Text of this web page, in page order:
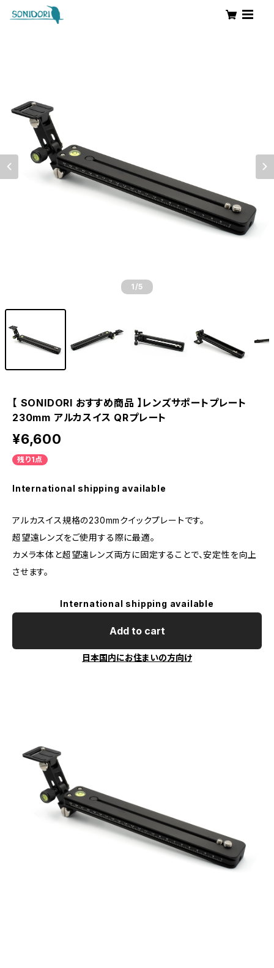
1 /5
【 SONIDORI おすすめ商品 】レンズサポートプレート
230mm アルカスイス QRプレート
¥6,600
残り1点
International shipping available
アルカスイス規格の230mmクイックプレートです。
超望遠レンズをご使用する際に最適。
カメラ本体と超望遠レンズ両方に固定することで、安定性を向上
させます。
International shipping available
Add to cart
日本国内にお住まいの方向け